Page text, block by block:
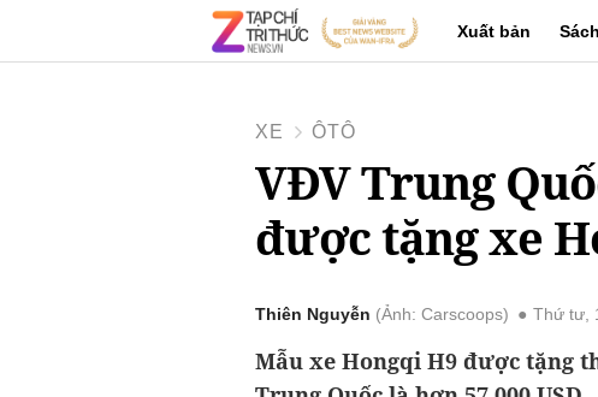
Xuất bản
XE ÔTÔ
VĐV Trung
được tặng xe
Thiên Nguyễn Ảnh: Carscoops Thứ tư,
Mẫu xe Hongqi H9 được tặng